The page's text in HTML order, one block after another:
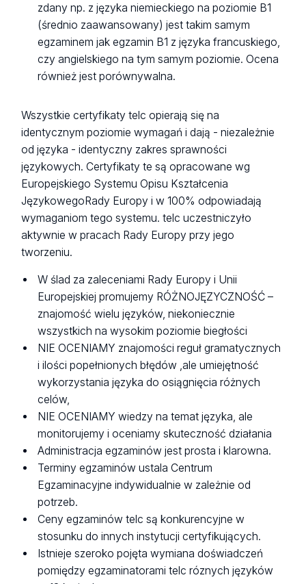
zdany np. z języka niemieckiego na poziomie B1
(średnio zaawansowany) jest takim samym
egzaminem jak egzamin B1 z języka francuskiego,
czy angielskiego na tym samym poziomie. Ocena
również jest porównywalna.
Wszystkie certyfikaty telc opierają się na
identycznym poziomie wymagań i dają - niezależnie
od języka - identyczny zakres sprawności
językowych. Certyfikaty te są opracowane wg
Europejskiego Systemu Opisu Kształcenia
JęzykowegoRady Europy i w 100% odpowiadają
wymaganiom tego systemu. telc uczestniczyło
aktywnie w pracach Rady Europy przy jego
tworzeniu.
W ślad za zaleceniami Rady Europy i Unii
Europejskiej promujemy RÓŻNOJĘZYCZNOŚĆ –
znajomość wielu języków, niekoniecznie
wszystkich na wysokim poziomie biegłości
NIE OCENIAMY znajomości reguł gramatycznych
i ilości popełnionych błędów ,ale umiejętność
wykorzystania języka do osiągnięcia różnych
celów,
NIE OCENIAMY wiedzy na temat języka, ale
monitorujemy i oceniamy skuteczność działania
Administracja egzaminów jest prosta i klarowna.
Terminy egzaminów ustala Centrum
Egzaminacyjne indywidualnie w zależnie od
potrzeb.
Ceny egzaminów telc są konkurencyjne w
stosunku do innych instytucji certyfikujących.
Istnieje szeroko pojęta wymiana doświadczeń
pomiędzy egzaminatorami telc róznych języków